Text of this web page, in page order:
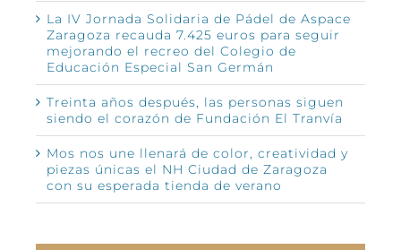
La IV Jornada Solidaria de Pádel de Aspace
Zaragoza recauda 7.425 euros para seguir
mejorando el recreo del Colegio de
Educación Especial San Germán
Treinta años después, las personas siguen
siendo el corazón de Fundación El Tranvía
Mos nos une llenará de color, creatividad y
piezas únicas el NH Ciudad de Zaragoza
con su esperada tienda de verano